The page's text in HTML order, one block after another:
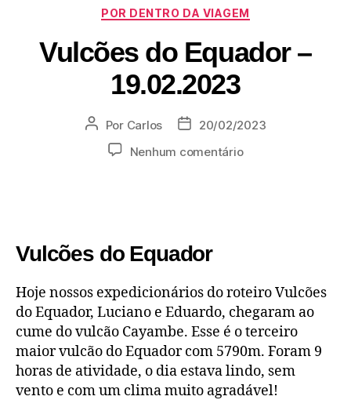
POR DENTRO DA VIAGEM
Vulcões do Equador –
19.02.2023
Por Carlos
20/02/2023
Nenhum comentário
Vulcões do Equador
Hoje nossos expedicionários do roteiro Vulcões
do Equador, Luciano e Eduardo, chegaram ao
cume do vulcão Cayambe. Esse é o terceiro
maior vulcão do Equador com 5790m. Foram 9
horas de atividade, o dia estava lindo, sem
vento e com um clima muito agradável!